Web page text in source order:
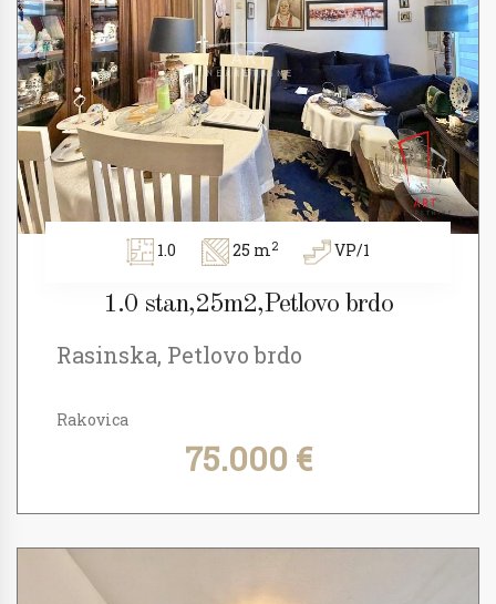
1.0 25 m2 VP/1
1.0 stan,25m2,Petlovo brdo
Rasinska, Petlovo brdo
Rakovica
75.000 €